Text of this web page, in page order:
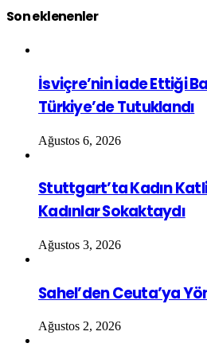
Son eklenenler
İsviçre’nin İade Ettiği
Türkiye’de Tutuklandı
Ağustos 6, 2026
Stuttgart’ta Kadın
Kadınlar Sokaktaydı
Ağustos 3, 2026
Sahel’den Ceuta’ya
Ağustos 2, 2026